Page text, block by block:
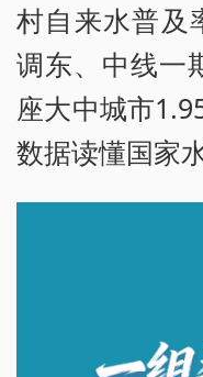
村自来水普及
调东、中线一
座大中城市
数据读懂国家